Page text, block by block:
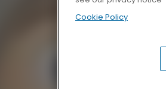
Cookie Policy